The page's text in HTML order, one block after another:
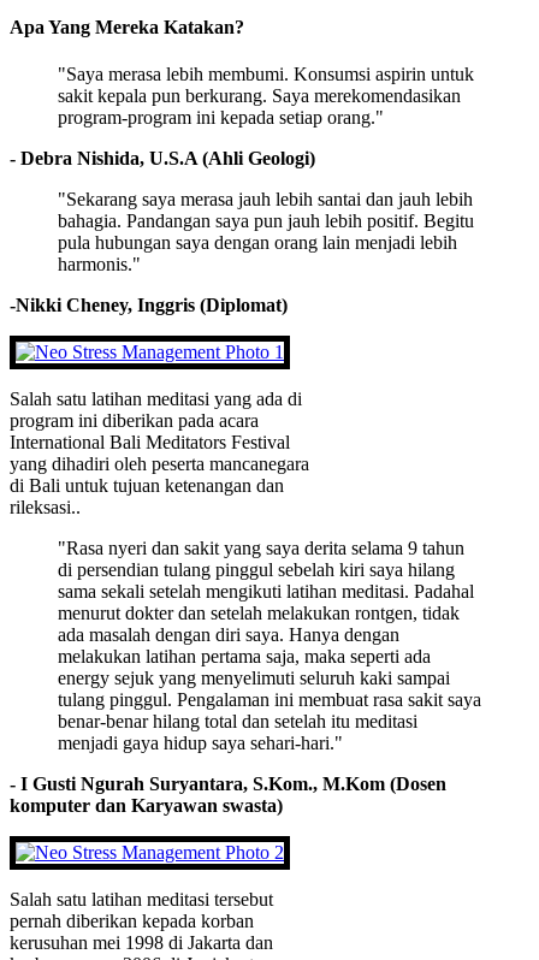
Apa Yang Mereka Katakan?
"Saya merasa lebih membumi. Konsumsi aspirin untuk
sakit kepala pun berkurang. Saya merekomendasikan
program-program ini kepada setiap orang."
- Debra Nishida, U.S.A (Ahli Geologi)
"Sekarang saya merasa jauh lebih santai dan jauh lebih
bahagia. Pandangan saya pun jauh lebih positif. Begitu
pula hubungan saya dengan orang lain menjadi lebih
harmonis."
-Nikki Cheney, Inggris (Diplomat)
Salah satu latihan meditasi yang ada di
program ini diberikan pada acara
International Bali Meditators Festival
yang dihadiri oleh peserta mancanegara
di Bali untuk tujuan ketenangan dan
rileksasi..
"Rasa nyeri dan sakit yang saya derita selama 9 tahun
di persendian tulang pinggul sebelah kiri saya hilang
sama sekali setelah mengikuti latihan meditasi. Padahal
menurut dokter dan setelah melakukan rontgen, tidak
ada masalah dengan diri saya. Hanya dengan
melakukan latihan pertama saja, maka seperti ada
energy sejuk yang menyelimuti seluruh kaki sampai
tulang pinggul. Pengalaman ini membuat rasa sakit saya
benar-benar hilang total dan setelah itu meditasi
menjadi gaya hidup saya sehari-hari."
- I Gusti Ngurah Suryantara, S.Kom., M.Kom (Dosen
komputer dan Karyawan swasta)
Salah satu latihan meditasi tersebut
pernah diberikan kepada korban
kerusuhan mei 1998 di Jakarta dan